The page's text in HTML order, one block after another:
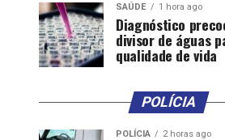
SAÚDE 1 hora ago
Diagnóstico
divisor de águas
qualidade de vida
POLÍCIA
POLÍCIA 2 horas ago